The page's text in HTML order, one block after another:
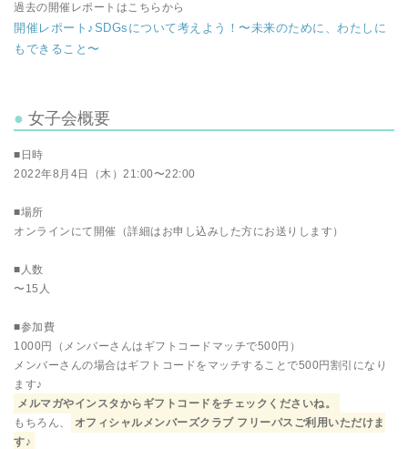
過去の開催レポートはこちらから
開催レポート♪SDGsについて考えよう！〜未来のために、わたしに
もできること〜
女子会概要
■日時
2022年8月4日（木）21:00〜22:00
■場所
オンラインにて開催（詳細はお申し込みした方にお送りします）
■人数
〜15人
■参加費
1000円（メンバーさんはギフトコードマッチで500円）
メンバーさんの場合はギフトコードをマッチすることで500円割引になり
ます♪
メルマガやインスタからギフトコードをチェックくださいね。
もちろん、
オフィシャルメンバーズクラブ フリーパスご利用いただけま
す♪